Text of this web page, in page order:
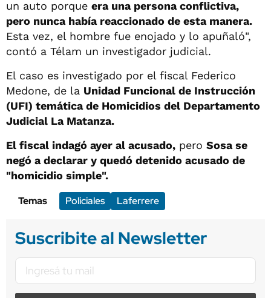
un auto porque era una persona conflictiva,
pero nunca había reaccionado de esta manera.
Esta vez, el hombre fue enojado y lo apuñaló",
contó a Télam un investigador judicial.
El caso es investigado por el fiscal Federico
Medone, de la Unidad Funcional de Instrucción
(UFI) temática de Homicidios del Departamento
Judicial La Matanza.
El fiscal indagó ayer al acusado, pero Sosa se
negó a declarar y quedó detenido acusado de
"homicidio simple".
Temas
Policiales Laferrere
Suscribite al Newsletter